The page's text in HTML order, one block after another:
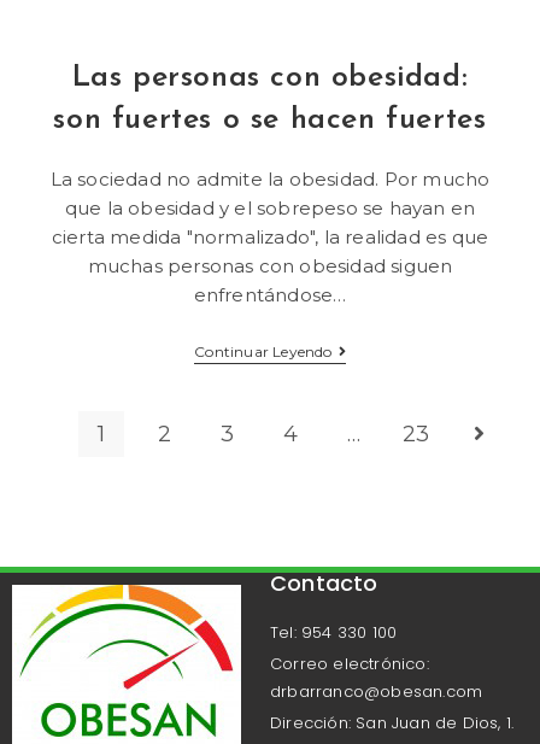
Las personas con obesidad:
son fuertes o se hacen fuertes
La sociedad no admite la obesidad. Por mucho
que la obesidad y el sobrepeso se hayan en
cierta medida "normalizado", la realidad es que
muchas personas con obesidad siguen
enfrentándose…
Continuar Leyendo
1 2 3 4 … 23
Contacto
Tel: 954 330 100
Correo electrónico:
drbarranco@obesan.com
Dirección: San Juan de Dios, 1.